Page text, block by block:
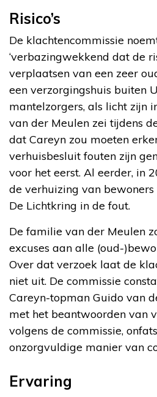
Risico’s
De klachtencommissie
‘verbazingwekkend dat de
verplaatsen van een zeer
een verzorgingshuis buiten
mantelzorgers, als licht zijn
van der Meulen zei tijdens
dat Careyn zou moeten
verhuisbesluit fouten zijn
voor het eerst. Al eerder, in
de verhuizing van
De Lichtkring in de fout.
De familie van der Meulen
excuses aan alle (oud-
Over dat verzoek laat de
niet uit. De commissie
Careyn-topman Guido van
met het beantwoorden van
volgens de commissie,
onzorgvuldige manier van
Ervaring